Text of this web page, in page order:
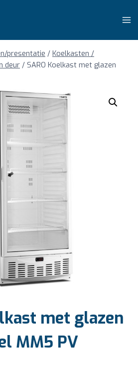
presentatie / Koelkasten /
deur / SARO Koelkast met glazen
met glazen
MM5 PV